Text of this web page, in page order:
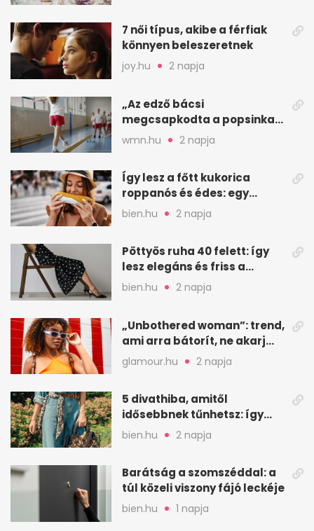
7 női típus, akibe a férfiak
könnyen beleszeretnek
joy.hu 2 napja
„Az edző bácsi
megcsapkodta a popsinkat”
– Klára nyári táboros
wmn.hu 2 napja
Így lesz a főtt kukorica
roppanós és édes: egy
zöldséges trükkje
bien.hu 2 napja
Pöttyös ruha 40 felett: így
lesz elegáns és friss a
kedvenc minta
bien.hu 2 napja
„Unbothered woman”: trend,
ami arra bátorít, ne akarj
mindenkinek megfelelni
glamour.hu 2 napja
5 divathiba, amitől
idősebbnek tűnhetsz: így
frissíts a megjelenéseden
bien.hu 2 napja
Barátság a szomszéddal: a
túl közeli viszony fájó leckéje
bien.hu 1 napja